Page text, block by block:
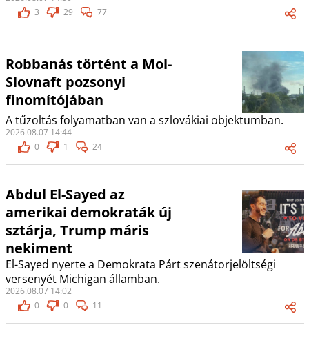
3
29 77
Robbanás történt a Mol-
Slovnaft pozsonyi
finomítójában
A tűzoltás folyamatban van a szlovákiai objektumban.
2026.08.07 14:44
0
1 24
Abdul El-Sayed az
amerikai demokraták új
sztárja, Trump máris
nekiment
El-Sayed nyerte a Demokrata Párt szenátorjelöltségi
versenyét Michigan államban.
2026.08.07 14:02
0
0 11